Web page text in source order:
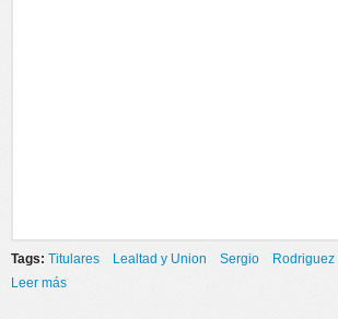
Tags: Titulares Lealtad y Union Sergio Rodriguez
Leer más